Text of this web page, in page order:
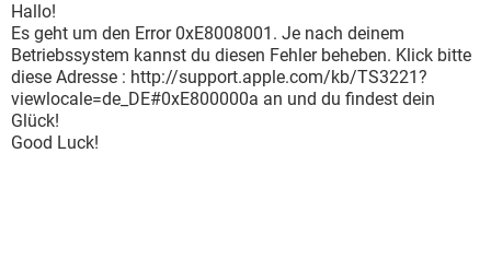
Hallo!
Es geht um den Error 0xE8008001. Je nach deinem
Betriebssystem kannst du diesen Fehler beheben. Klick bitte
diese Adresse : http://support.apple.com/kb/TS3221?
viewlocale=de_DE#0xE800000a an und du findest dein
Glück!
Good Luck!